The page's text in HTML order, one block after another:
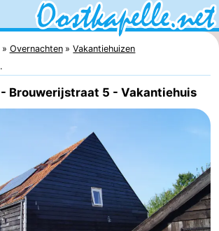
Overnachten
Vakantiehuizen
- Brouwerijstraat 5 - Vakantiehuis